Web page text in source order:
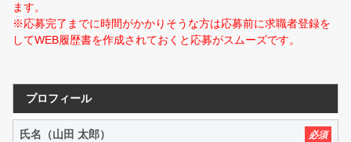
ます。
※応募完了までに時間がかかりそうな方は応募前に求職者登録を
してWEB履歴書を作成されておくと応募がスムーズです。
プロフィール
氏名（山田 太郎） 必須